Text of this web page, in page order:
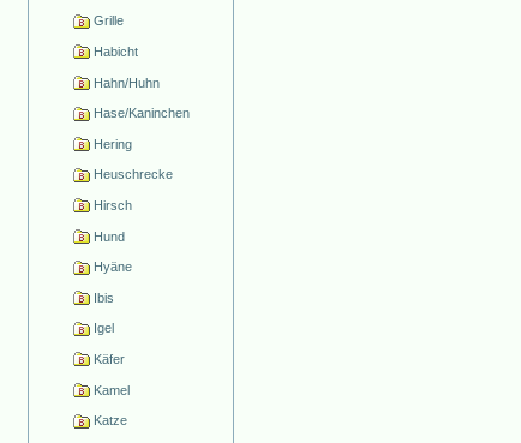
Grille
Habicht
Hahn/Huhn
Hase/Kaninchen
Hering
Heuschrecke
Hirsch
Hund
Hyäne
Ibis
Igel
Käfer
Kamel
Katze